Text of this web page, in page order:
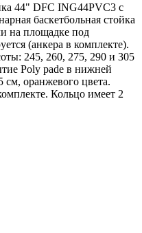
44" DFC ING44PVC3 с
баскетбольная стойка
на площадке под
(анкера в комплекте).
245, 260, 275, 290 и 305
Poly pade в нижней
см, оранжевого цвета.
Кольцо имеет 2